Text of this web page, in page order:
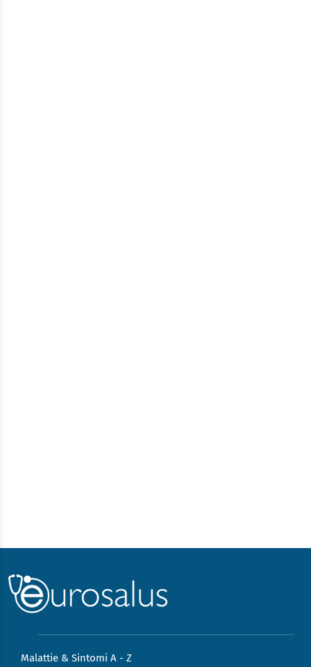
Malattie & Sintomi A - Z